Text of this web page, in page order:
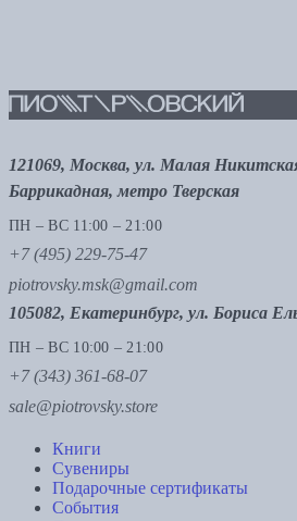
121069, Москва, ул. Малая
Баррикадная, метро Тверская
ПН – ВС 11:00 – 21:00
+7 (495) 229-75-47
piotrovsky.msk@gmail.com
105082, Екатеринбург, ул. Бориса
ПН – ВС 10:00 – 21:00
+7 (343) 361-68-07
sale@piotrovsky.store
Книги
Сувениры
Подарочные сертификаты
События